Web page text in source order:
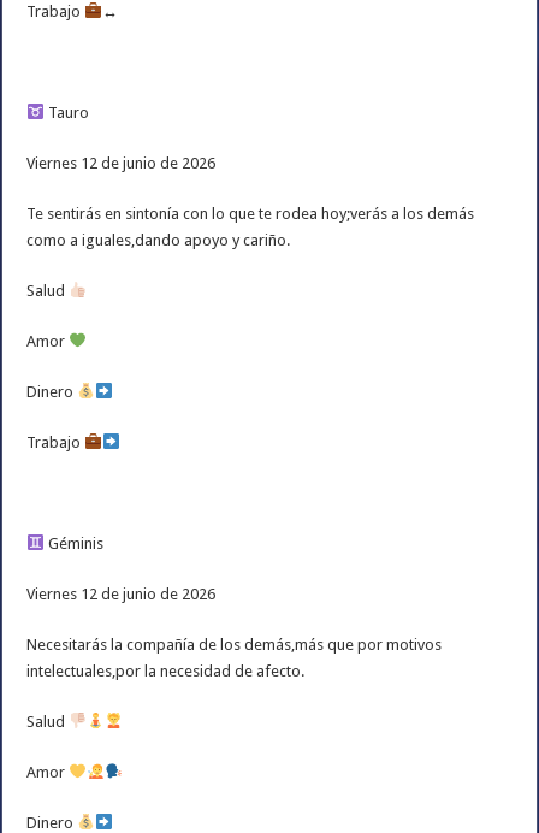
Trabajo ↔️
Tauro
Viernes 12 de junio de 2026
Te sentirás en sintonía con lo que te rodea hoy;verás a los demás
como a iguales,dando apoyo y cariño.
Salud
Amor
Dinero
Trabajo
Géminis
Viernes 12 de junio de 2026
Necesitarás la compañía de los demás,más que por motivos
intelectuales,por la necesidad de afecto.
Salud
Amor
Dinero